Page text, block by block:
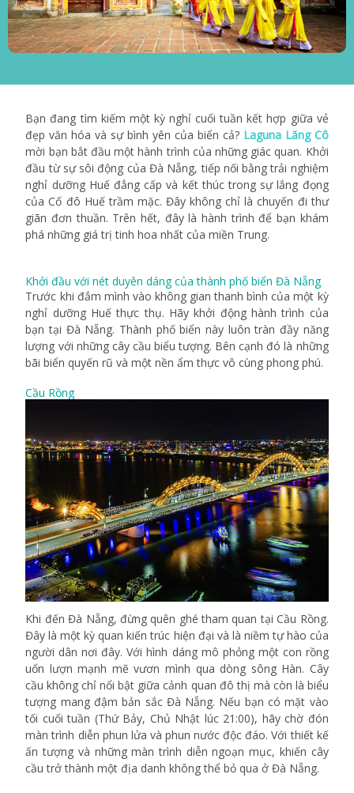
Bạn đang tìm kiếm một kỳ nghỉ cuối tuần kết hợp giữa vẻ
đẹp văn hóa và sự bình yên của biển cả? Laguna Lăng Cô
mời bạn bắt đầu một hành trình của những giác quan. Khởi
đầu từ sự sôi động của Đà Nẵng, tiếp nối bằng trải nghiệm
nghỉ dưỡng Huế đẳng cấp và kết thúc trong sự lắng đọng
của Cố đô Huế trầm mặc. Đây không chỉ là chuyến đi thư
giãn đơn thuần. Trên hết, đây là hành trình để bạn khám
phá những giá trị tinh hoa nhất của miền Trung.
Khởi đầu với nét duyên dáng của thành phố biển Đà Nẵng
Trước khi đắm mình vào không gian thanh bình của một kỳ
nghỉ dưỡng Huế thực thụ. Hãy khởi động hành trình của
bạn tại Đà Nẵng. Thành phố biển này luôn tràn đầy năng
lượng với những cây cầu biểu tượng. Bên cạnh đó là những
bãi biển quyến rũ và một nền ẩm thực vô cùng phong phú.
Cầu Rồng
Khi đến Đà Nẵng, đừng quên ghé tham quan tại Cầu Rồng.
Đây là một kỳ quan kiến trúc hiện đại và là niềm tự hào của
người dân nơi đây. Với hình dáng mô phỏng một con rồng
uốn lượn mạnh mẽ vươn mình qua dòng sông Hàn. Cây
cầu không chỉ nổi bật giữa cảnh quan đô thị mà còn là biểu
tượng mang đậm bản sắc Đà Nẵng. Nếu bạn có mặt vào
tối cuối tuần (Thứ Bảy, Chủ Nhật lúc 21:00), hãy chờ đón
màn trình diễn phun lửa và phun nước độc đáo. Với thiết kế
ấn tượng và những màn trình diễn ngoạn mục, khiến cây
cầu trở thành một địa danh không thể bỏ qua ở Đà Nẵng.